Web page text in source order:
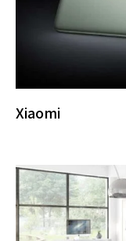
Xiaomi